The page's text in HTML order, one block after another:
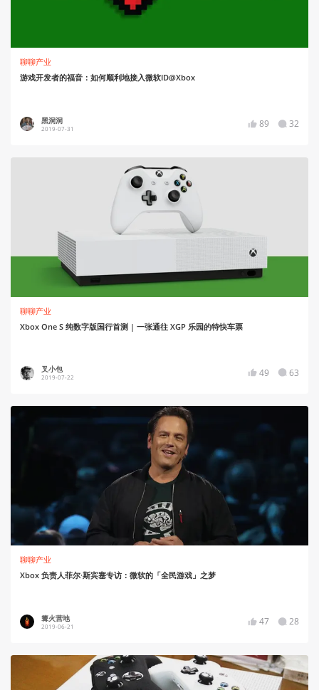
聊聊产业
游戏开发者的福音：如何顺利地接入微软ID@Xbox
黑洞洞
2019-07-31 89 32
聊聊产业
Xbox One S 纯数字版国行首测 | 一张通往 XGP 乐园的特快车票
叉小包
2019-07-22 49 63
聊聊产业
Xbox 负责人菲尔·斯宾塞专访：微软的「全民游戏」之梦
篝火营地
2019-06-21 47 28